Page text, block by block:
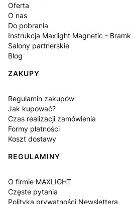
Oferta
O nas
Do pobrania
Instrukcja Maxlight Magnetic -
Salony partnerskie
Blog
ZAKUPY
Regulamin zakupów
Jak kupować?
Czas realizacji zamówienia
Formy płatności
Koszt dostawy
REGULAMINY
O firmie MAXLIGHT
Częste pytania
Polityka prywatności Newslettera